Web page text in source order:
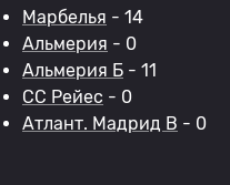
Марбелья - 14
Альмерия - 0
Альмерия Б - 11
СС Рейес - 0
Атлант. Мадрид B - 0